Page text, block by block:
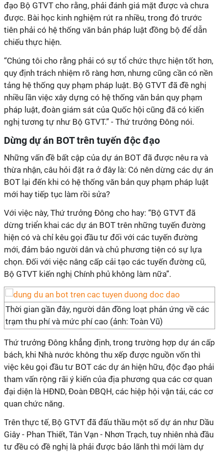
đạo Bộ GTVT cho rằng, phải đánh giá mặt được và chưa
được. Bài học kinh nghiệm rút ra nhiều, trong đó trước
tiên phải có hệ thống văn bản pháp luật đồng bộ để dẫn
chiếu thực hiện.
“Chúng tôi cho rằng phải có sự tổ chức thực hiện tốt hơn,
quy định trách nhiệm rõ ràng hơn, nhưng cũng cần có nền
tảng hệ thống quy phạm pháp luật. Bộ GTVT đã đề nghị
nhiều lần việc xây dựng có hệ thống văn bản quy phạm
pháp luật, đoàn giám sát của Quốc hội cũng đã có kiến
nghị tương tự như Bộ GTVT.” - Thứ trưởng Đông nói.
Dừng dự án BOT trên tuyến độc đạo
Những vấn đề bất cập của dự án BOT đã được nêu ra và
thừa nhận, câu hỏi đặt ra ở đây là: Có nên dừng các dự án
BOT lại đến khi có hệ thống văn bản quy phạm pháp luật
mới hay tiếp tục làm rồi sửa?
Với việc này, Thứ trưởng Đông cho hay: “Bộ GTVT đã
dừng triển khai các dự án BOT trên những tuyến đường
hiện có và chỉ kêu gọi đầu tư đối với các tuyến đường
mới, đảm bảo người dân và chủ phương tiện có sự lựa
chọn. Đối với việc nâng cấp cải tạo các tuyến đường cũ,
Bộ GTVT kiến nghị Chính phủ không làm nữa”.
Thời gian gần đây, người dân đồng loạt phản ứng về các
trạm thu phí và mức phí cao (ảnh: Toàn Vũ)
Thứ trưởng Đông khẳng định, trong trường hợp dự án cấp
bách, khi Nhà nước không thu xếp được nguồn vốn thì
việc kêu gọi đầu tư BOT các dự án hiện hữu, độc đạo phải
tham vấn rộng rãi ý kiến của địa phương qua các cơ quan
đại diện là HĐND, Đoàn ĐBQH, các hiệp hội vận tải, các cơ
quan chức năng.
Trên thực tế, Bộ GTVT đã đấu thầu một số dự án như Dầu
Giây - Phan Thiết, Tân Vạn - Nhơn Trạch, tuy nhiên nhà đầu
tư đều có đề nghị là phải được bảo lãnh thì mới làm dự